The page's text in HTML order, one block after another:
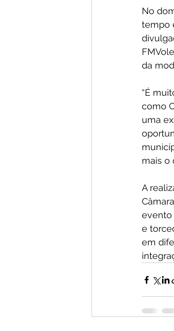
No
tempo
da
“É
como
uma
mais o
A
evento
e
em